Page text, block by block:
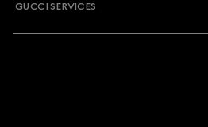
GUCCI SERVICES